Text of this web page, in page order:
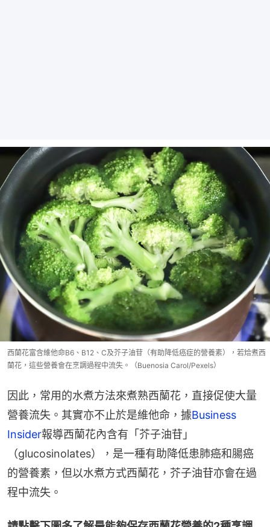
西蘭花富含維他命B6、B12、C及芥子油苷（有助降低癌症的營養素），若烚煮西
蘭花，這些營養會在烹調過程中流失。（Buenosia Carol/Pexels）
因此，常用的水煮方法來煮熟西蘭花，直接促使大量
營養流失。其實亦不止於是維他命，據Business
Insider報導西蘭花內含有「芥子油苷」
（glucosinolates），是一種有助降低患肺癌和腸癌
的營養素，但以水煮方式西蘭花，芥子油苷亦會在過
程中流失。